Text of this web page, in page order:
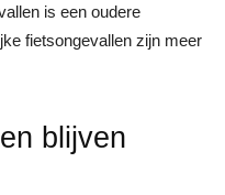
is een oudere
fietsongevallen zijn meer
blijven